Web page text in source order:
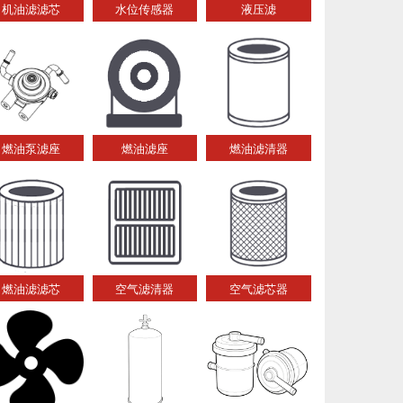
机油滤滤芯 水位传感器 液压滤
燃油泵滤座 燃油滤座 燃油滤清器
燃油滤滤芯 空气滤清器 空气滤芯器